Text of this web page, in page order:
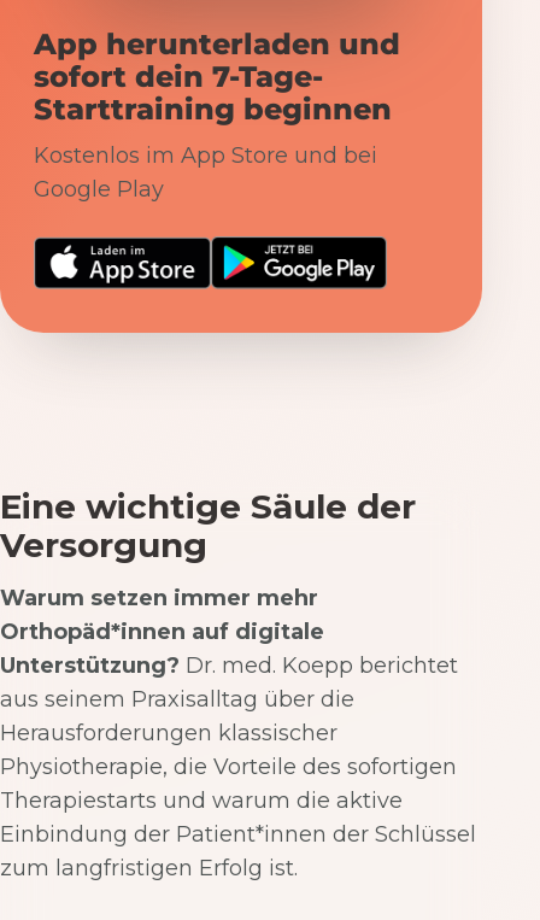
App herunterladen und
sofort dein 7-Tage-
Starttraining beginnen
Kostenlos im App Store und bei
Google Play
Eine wichtige Säule der
Versorgung
Warum setzen immer mehr
Orthopäd*innen auf digitale
Unterstützung? Dr. med. Koepp berichtet
aus seinem Praxisalltag über die
Herausforderungen klassischer
Physiotherapie, die Vorteile des sofortigen
Therapiestarts und warum die aktive
Einbindung der Patient*innen der Schlüssel
zum langfristigen Erfolg ist.